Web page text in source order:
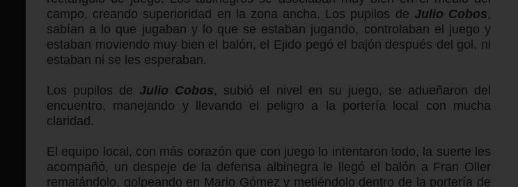
campo, creando superioridad en la zona ancha. Los pupilos de Julio Cobos,
sabían a lo que jugaban y lo que se estaban jugando, controlaban el juego y
estaban moviendo muy bien el balón, el Ejido pegó el bajón después del gol, ni
estaban ni se les esperaban.
Los pupilos de Julio Cobos, subió el nivel en su juego, se adueñaron del
encuentro, manejando y llevando el peligro a la portería local con mucha
claridad.
El equipo local, con más corazón que con juego lo intentaron todo, la suerte les
acompañó, un despeje de la defensa albinegra le llegó el balón a Fran Oller
rematándolo, golpeando en Mario Gómez y metiéndolo dentro de la portería de